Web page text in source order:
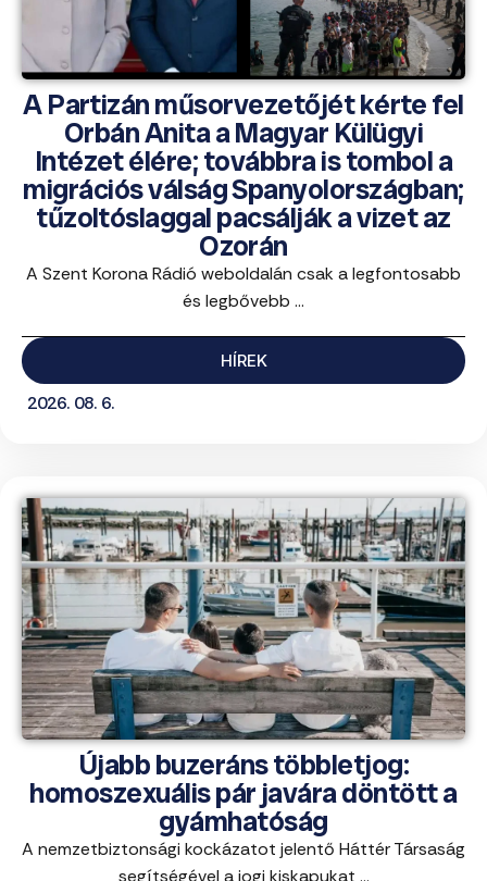
A Partizán műsorvezetőjét kérte fel
Orbán Anita a Magyar Külügyi
Intézet élére; továbbra is tombol a
migrációs válság Spanyolországban;
tűzoltóslaggal pacsálják a vizet az
Ozorán
A Szent Korona Rádió weboldalán csak a legfontosabb
és legbővebb ...
HÍREK
2026. 08. 6.
Újabb buzeráns többletjog:
homoszexuális pár javára döntött a
gyámhatóság
A nemzetbiztonsági kockázatot jelentő Háttér Társaság
segítségével a jogi kiskapukat ...